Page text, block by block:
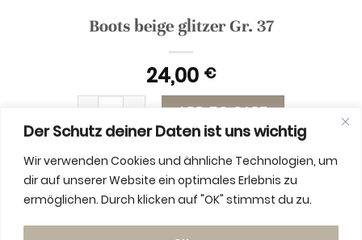
Der Schutz deiner Daten ist uns wichtig
Wir verwenden Cookies und ähnliche Technologien, um
dir auf unserer Website ein optimales Erlebnis zu
ermöglichen. Durch klicken auf "OK" stimmst du zu.
Boots beige glitzer Gr. 37
24,00 €
Boots beige glitzer Gr. 37 quantity
ADD TO CART
ADDITIONAL INFORMATION